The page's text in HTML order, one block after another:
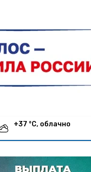
+37 °С, облачно